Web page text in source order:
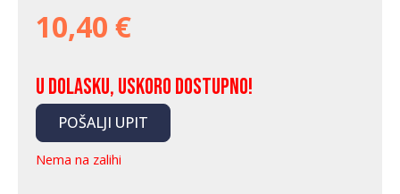
10,40 €
U dolasku, uskoro dostupno!
POŠALJI UPIT
Nema na zalihi